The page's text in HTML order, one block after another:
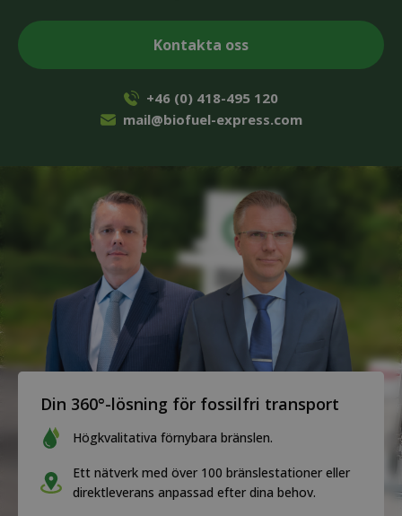
Din 360°-lösning för fossilfri transport
Högkvalitativa förnybara bränslen.
Ett nätverk med över 100 bränslestationer eller
direktleverans anpassad efter dina behov.
+46 (0) 418-495 120
mail@biofuel-express.com